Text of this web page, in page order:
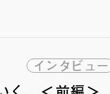
インタビュー